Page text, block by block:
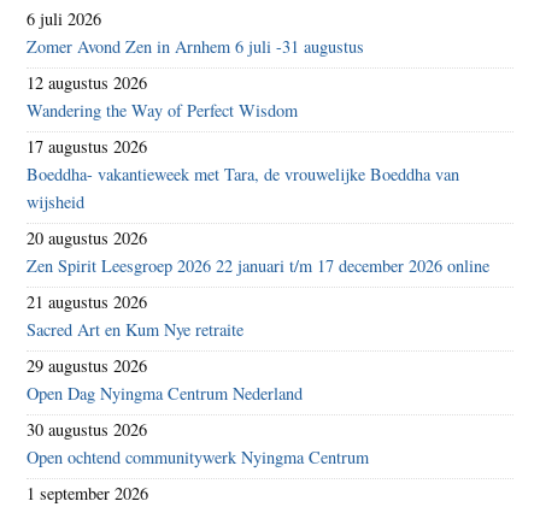
6 juli 2026
Zomer Avond Zen in Arnhem 6 juli -31 augustus
12 augustus 2026
Wandering the Way of Perfect Wisdom
17 augustus 2026
Boeddha- vakantieweek met Tara, de vrouwelijke Boeddha van
wijsheid
20 augustus 2026
Zen Spirit Leesgroep 2026 22 januari t/m 17 december 2026 online
21 augustus 2026
Sacred Art en Kum Nye retraite
29 augustus 2026
Open Dag Nyingma Centrum Nederland
30 augustus 2026
Open ochtend communitywerk Nyingma Centrum
1 september 2026